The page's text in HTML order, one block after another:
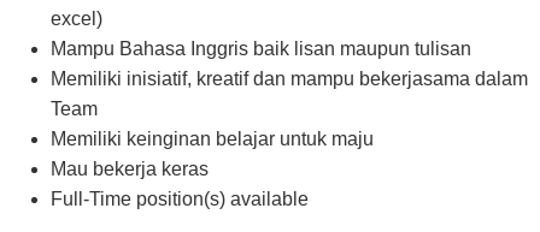
excel)
Mampu Bahasa Inggris baik lisan maupun tulisan
Memiliki inisiatif, kreatif dan mampu bekerjasama dalam
Team
Memiliki keinginan belajar untuk maju
Mau bekerja keras
Full-Time position(s) available